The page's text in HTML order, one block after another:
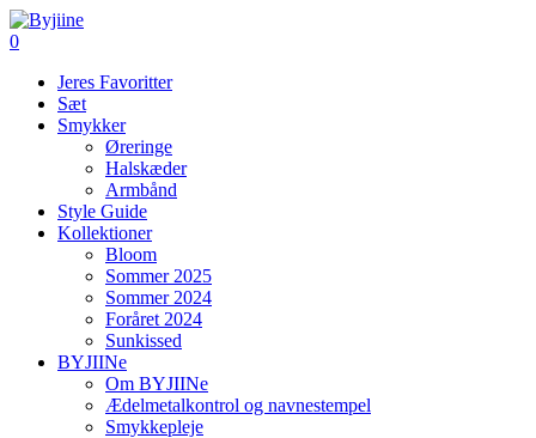
Skip
to
content
search
0
Jeres Favoritter
Sæt
Smykker
Øreringe
Halskæder
Armbånd
Style Guide
Kollektioner
Bloom
Sommer 2025
Sommer 2024
Foråret 2024
Sunkissed
BYJIINe
Om BYJIINe
Ædelmetalkontrol og navnestempel
Smykkepleje